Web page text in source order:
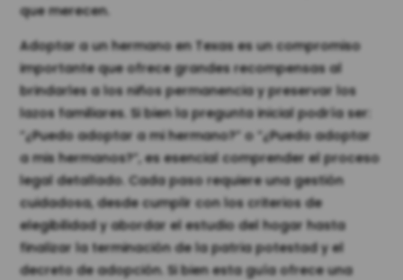
que merecen.
Adoptar a un hermano en Texas es un compromiso
importante que ofrece grandes recompensas al
brindarles a los niños permanencia y preservar los
lazos familiares. Si bien la pregunta inicial podría ser:
“¿Puedo adoptar a mi hermano?” o “¿Puedo adoptar
a mis hermanos?”, es esencial comprender el proceso
legal detallado. Cada paso requiere una gestión
cuidadosa, desde cumplir con los criterios de
elegibilidad y abordar el estudio del hogar hasta
finalizar la terminación de la patria potestad y el
decreto de adopción. Si bien esta guía ofrece una